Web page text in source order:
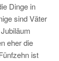
Dinge in
sind Väter
eher die
ist